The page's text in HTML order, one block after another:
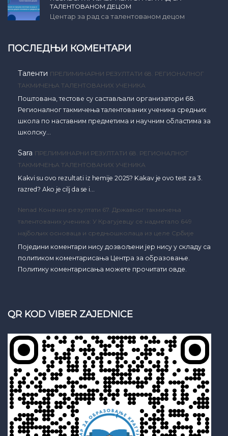
ТАЛЕНТОВАНОМ ДЕЦОМ
Центар за рад са талентованом децом
ПОСЛЕДЊИ КОМЕНТАРИ
Таленти ПРЕЛИМИНАРНИ РЕЗУЛТАТИ 68. РЕГИОНАЛНОГ
ТАКМИЧЕЊА ТАЛЕНТОВАНИХ УЧЕНИКА
Поштована, тестове су састављали организатори 68.
Регионалног такмичења талентованих ученика средњих
школа по наставним предметима и научним областима за
школску…
Sara ПРЕЛИМИНАРНИ РЕЗУЛТАТИ 68. РЕГИОНАЛНОГ
ТАКМИЧЕЊА ТАЛЕНТОВАНИХ УЧЕНИКА
Kakvi su ovo rezultati iz hemije 2025? Kakav je ovo test za 3.
razred? Ako je cilj da se i…
Nenad Коначни резултати 67. Државног такмичења
талентованих ученика: У Крагујевцу се надметало 649
најбољих основаца и средњошколаца из целе Србије
Поједини коментари нису дозвољени јер нису у складу са
политиком коментарисања Центра за образовање.
Политику коментарисања можете прочитати овде.
QR KOD VIBER ZAJEDNICE